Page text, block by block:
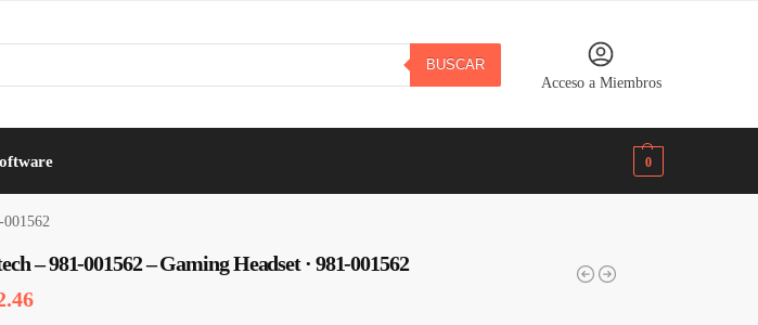
BUSCAR
Acceso a Miembros
0
001562
– 981-001562 – Gaming Headset · 981-001562